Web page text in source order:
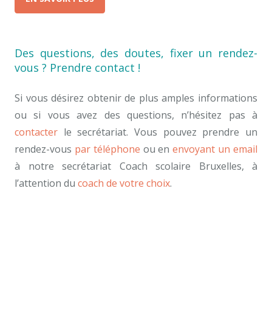
Des questions, des doutes, fixer un rendez-
vous ? Prendre contact !
Si vous désirez obtenir de plus amples informations
ou si vous avez des questions, n’hésitez pas à
contacter le secrétariat. Vous pouvez prendre un
rendez-vous par téléphone ou enenvoyant un email
à notre secrétariat Coach scolaire Bruxelles, à
l’attention du coach de votre choix.